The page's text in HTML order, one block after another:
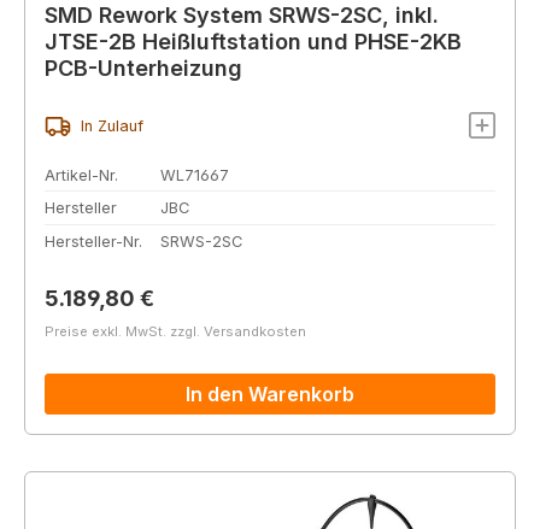
SMD Rework System SRWS-2SC, inkl.
JTSE-2B Heißluftstation und PHSE-2KB
PCB-Unterheizung
In Zulauf
Artikel-Nr.
WL71667
Hersteller
JBC
Hersteller-Nr.
SRWS-2SC
Regulärer Preis:
5.189,80 €
Preise exkl. MwSt. zzgl. Versandkosten
In den Warenkorb